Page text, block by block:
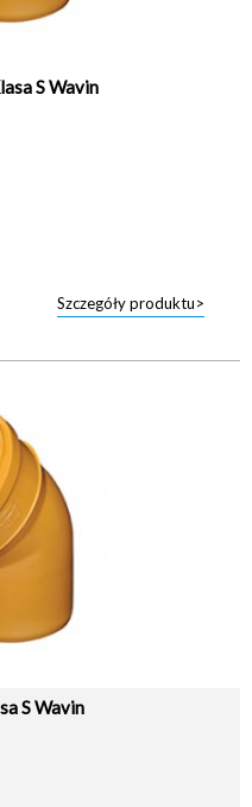
S Wavin
Szczegóły produktu>
S Wavin